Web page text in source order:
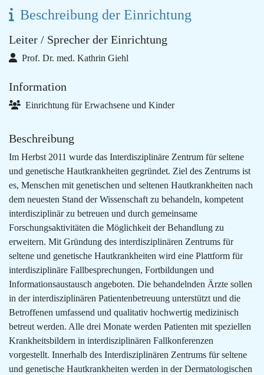
Beschreibung der Einrichtung
Leiter / Sprecher der Einrichtung
Prof. Dr. med. Kathrin Giehl
Information
Einrichtung für Erwachsene und Kinder
Beschreibung
Im Herbst 2011 wurde das Interdisziplinäre Zentrum für seltene
und genetische Hautkrankheiten gegründet. Ziel des Zentrums ist
es, Menschen mit genetischen und seltenen Hautkrankheiten nach
dem neuesten Stand der Wissenschaft zu behandeln, kompetent
interdisziplinär zu betreuen und durch gemeinsame
Forschungsaktivitäten die Möglichkeit der Behandlung zu
erweitern. Mit Gründung des interdisziplinären Zentrums für
seltene und genetische Hautkrankheiten wird eine Plattform für
interdisziplinäre Fallbesprechungen, Fortbildungen und
Informationsaustausch angeboten. Die behandelnden Ärzte sollen
in der interdisziplinären Patientenbetreuung unterstützt und die
Betroffenen umfassend und qualitativ hochwertig medizinisch
betreut werden. Alle drei Monate werden Patienten mit speziellen
Krankheitsbildern in interdisziplinären Fallkonferenzen
vorgestellt. Innerhalb des Interdisziplinären Zentrums für seltene
und genetische Hautkrankheiten werden in der Dermatologischen